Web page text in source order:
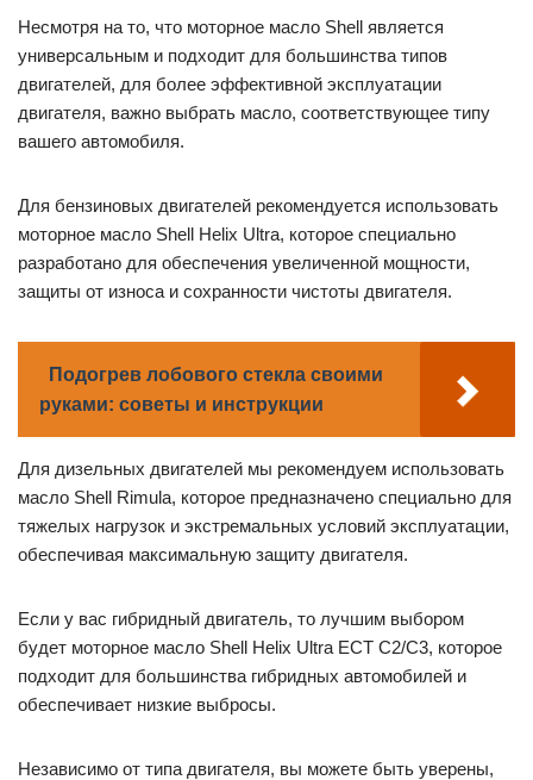
Несмотря на то, что моторное масло Shell является
универсальным и подходит для большинства типов
двигателей, для более эффективной эксплуатации
двигателя, важно выбрать масло, соответствующее типу
вашего автомобиля.
Для бензиновых двигателей рекомендуется использовать
моторное масло Shell Helix Ultra, которое специально
разработано для обеспечения увеличенной мощности,
защиты от износа и сохранности чистоты двигателя.
Подогрев лобового стекла своими
руками: советы и инструкции
Для дизельных двигателей мы рекомендуем использовать
масло Shell Rimula, которое предназначено специально для
тяжелых нагрузок и экстремальных условий эксплуатации,
обеспечивая максимальную защиту двигателя.
Если у вас гибридный двигатель, то лучшим выбором
будет моторное масло Shell Helix Ultra ECT C2/C3, которое
подходит для большинства гибридных автомобилей и
обеспечивает низкие выбросы.
Независимо от типа двигателя, вы можете быть уверены,